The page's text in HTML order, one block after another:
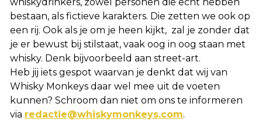
bestaan, als fictieve karakters. Die zetten we ook op
een rij. Ook als je om je heen kijkt, zal je zonder dat
je er bewust bij stilstaat, vaak oog in oog staan met
whisky. Denk bijvoorbeeld aan street-art.
Heb jij iets gespot waarvan je denkt dat wij van
Whisky Monkeys daar wel mee uit de voeten
kunnen? Schroom dan niet om ons te informeren
via redactie@whiskymonkeys.com.